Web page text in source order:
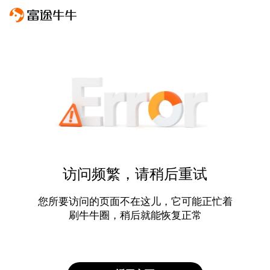
访问频繁，请稍后重试
您所要访问的页面不在这儿，它可能正忙着
刷牛牛圈，稍后就能恢复正常